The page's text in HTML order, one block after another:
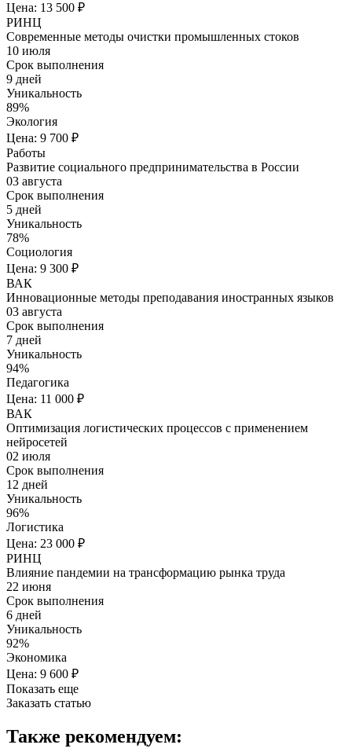
Цена: 13 500 ₽
РИНЦ
Современные методы очистки промышленных стоков
10 июля
Срок выполнения
9 дней
Уникальность
89%
Экология
Цена: 9 700 ₽
Работы
Развитие социального предпринимательства в России
03 августа
Срок выполнения
5 дней
Уникальность
78%
Социология
Цена: 9 300 ₽
ВАК
Инновационные методы преподавания иностранных языков
03 августа
Срок выполнения
7 дней
Уникальность
94%
Педагогика
Цена: 11 000 ₽
ВАК
Оптимизация логистических процессов с применением
нейросетей
02 июля
Срок выполнения
12 дней
Уникальность
96%
Логистика
Цена: 23 000 ₽
РИНЦ
Влияние пандемии на трансформацию рынка труда
22 июня
Срок выполнения
6 дней
Уникальность
92%
Экономика
Цена: 9 600 ₽
Показать еще
Заказать статью
Также рекомендуем: